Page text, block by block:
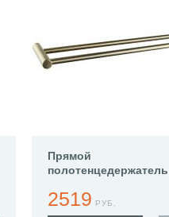
Прямой
полотенцедержатель
2519 РУБ.